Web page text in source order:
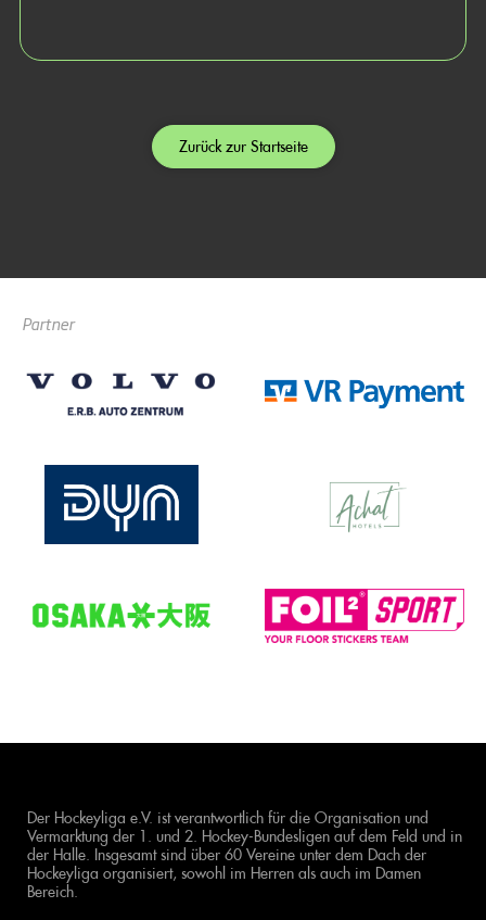
Zurück zur Startseite
Partner
Der Hockeyliga e.V. ist verantwortlich für die Organisation und
Vermarktung der 1. und 2. Hockey-Bundesligen auf dem Feld und in
der Halle. Insgesamt sind über 60 Vereine unter dem Dach der
Hockeyliga organisiert, sowohl im Herren als auch im Damen
Bereich.